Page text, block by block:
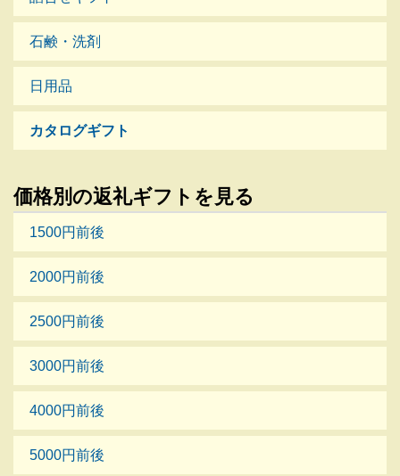
石鹸・洗剤
日用品
カタログギフト
価格別の返礼ギフトを見る
1500円前後
2000円前後
2500円前後
3000円前後
4000円前後
5000円前後